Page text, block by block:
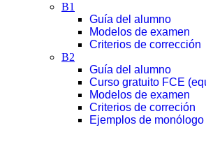
B1
Guía del alumno
Modelos de examen
Criterios de corrección
B2
Guía del alumno
Curso gratuito FCE
Modelos de examen
Criterios de correción
Ejemplos de monólogo